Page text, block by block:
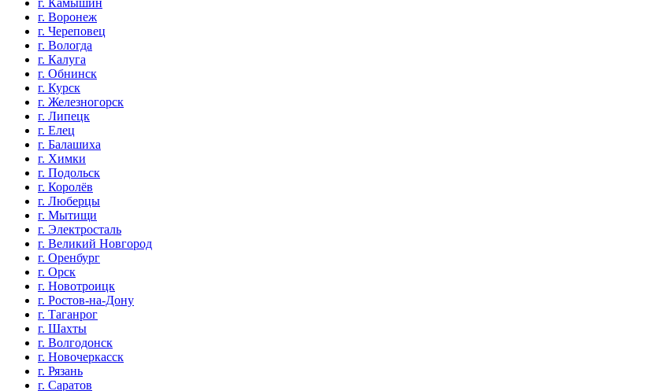
г. Камышин
г. Воронеж
г. Череповец
г. Вологда
г. Калуга
г. Обнинск
г. Курск
г. Железногорск
г. Липецк
г. Елец
г. Балашиха
г. Химки
г. Подольск
г. Королёв
г. Люберцы
г. Мытищи
г. Электросталь
г. Великий Новгород
г. Оренбург
г. Орск
г. Новотроицк
г. Ростов-на-Дону
г. Таганрог
г. Шахты
г. Волгодонск
г. Новочеркасск
г. Рязань
г. Саратов